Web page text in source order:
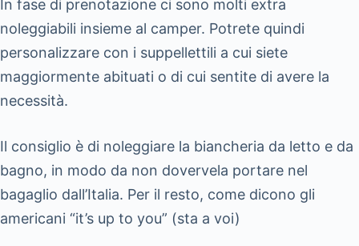
In fase di prenotazione ci sono molti extra
noleggiabili insieme al camper. Potrete quindi
personalizzare con i suppellettili a cui siete
maggiormente abituati o di cui sentite di avere la
necessità.
Il consiglio è di noleggiare la biancheria da letto e da
bagno, in modo da non dovervela portare nel
bagaglio dall’Italia. Per il resto, come dicono gli
americani “it’s up to you” (sta a voi)